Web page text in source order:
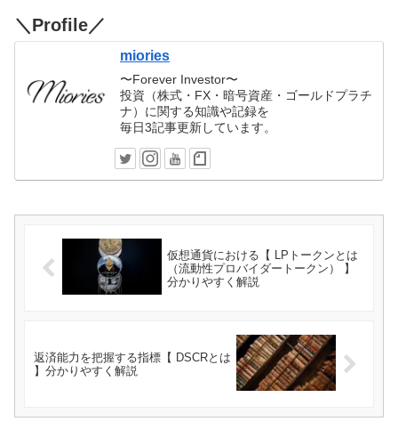
＼Profile／
miories
〜Forever Investor〜
投資（株式・FX・暗号資産・ゴールドプラチ
ナ）に関する知識や記録を
毎日3記事更新しています。
仮想通貨における【 LPトークンとは
（流動性プロバイダートークン） 】
分かりやすく解説
返済能力を把握する指標【 DSCRとは
】分かりやすく解説